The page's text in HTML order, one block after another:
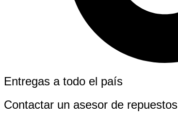
Entregas a todo el país
Contactar un asesor de repuestos